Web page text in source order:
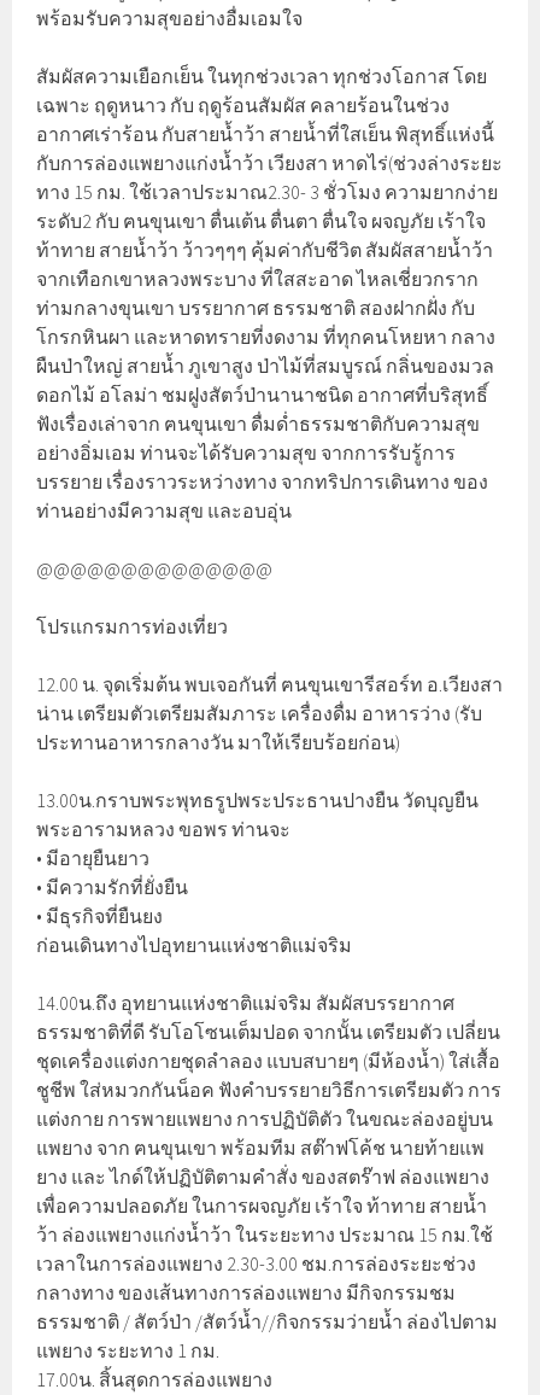
พร้อมรับความสุขอย่างอื่มเอมใจ
สัมผัสความเยือกเย็น ในทุกช่วงเวลา ทุกช่วงโอกาส โดย
เฉพาะ ฤดูหนาว กับ ฤดูร้อนสัมผัส คลายร้อนในช่วง
อากาศเร่าร้อน กับสายน้ำว้า สายน้ำที่ใสเย็น พิสุทธิ์แห่งนี้
กับการล่องแพยางแก่งน้ำว้า เวียงสา หาดไร่(ช่วงล่างระยะ
ทาง 15 กม. ใช้เวลาประมาณ2.30- 3 ชั่วโมง ความยากง่าย
ระดับ2 กับ ฅนขุนเขา ตื่นเต้น ตื่นตา ตื่นใจ ผจญภัย เร้าใจ
ท้าทาย สายน้ำว้า ว้าวๆๆๆ คุ้มค่ากับชีวิต สัมผัสสายน้ำว้า
จากเทือกเขาหลวงพระบาง ที่ใสสะอาด ไหลเชี่ยวกราก
ท่ามกลางขุนเขา บรรยากาศ ธรรมชาติ สองฝากฝั่ง กับ
โกรกหินผา และหาดทรายที่งดงาม ที่ทุกคนโหยหา กลาง
ผืนป่าใหญ่ สายน้ำ ภูเขาสูง ป่าไม้ที่สมบูรณ์ กลิ่นของมวล
ดอกไม้ อโลม่า ชมฝูงสัตว์ป่านานาชนิด อากาศที่บริสุทธิ์
ฟังเรื่องเล่าจาก ฅนขุนเขา ดื่มด่ำธรรมชาติกับความสุข
อย่างอิ่มเอม ท่านจะได้รับความสุข จากการรับรู้การ
บรรยาย เรื่องราวระหว่างทาง จากทริปการเดินทาง ของ
ท่านอย่างมีความสุข และอบอุ่น
@@@@@@@@@@@@@@
โปรแกรมการท่องเที่ยว
12.00 น. จุดเริ่มต้น พบเจอกันที่ ฅนขุนเขารีสอร์ท อ.เวียงสา
น่าน เตรียมตัวเตรียมสัมภาระ เครื่องดื่ม อาหารว่าง (รับ
ประทานอาหารกลางวัน มาให้เรียบร้อยก่อน)
13.00น.กราบพระพุทธรูปพระประธานปางยืน วัดบุญยืน
พระอารามหลวง ขอพร ท่านจะ
• มีอายุยืนยาว
• มีความรักที่ยั่งยืน
• มีธุรกิจที่ยืนยง
ก่อนเดินทางไปอุทยานแห่งชาติแม่จริม
14.00น.ถึง อุทยานแห่งชาติแม่จริม สัมผัสบรรยากาศ
ธรรมชาติที่ดี รับโอโซนเต็มปอด จากนั้น เตรียมตัว เปลี่ยน
ชุดเครื่องแต่งกายชุดลำลอง แบบสบายๆ (มีห้องน้ำ) ใส่เสื้อ
ชูชีพ ใส่หมวกกันน็อค ฟังคำบรรยายวิธีการเตรียมตัว การ
แต่งกาย การพายแพยาง การปฏิบัติตัว ในขณะล่องอยู่บน
แพยาง จาก ฅนขุนเขา พร้อมทีม สต๊าฟโค้ช นายท้ายแพ
ยาง และ ไกด์ให้ปฏิบัติตามคำสั่ง ของสตร๊าฟ ล่องแพยาง
เพื่อความปลอดภัย ในการผจญภัย เร้าใจ ท้าทาย สายน้ำ
ว้า ล่องแพยางแก่งน้ำว้า ในระยะทาง ประมาณ 15 กม.ใช้
เวลาในการล่องแพยาง 2.30-3.00 ชม.การล่องระยะช่วง
กลางทาง ของเส้นทางการล่องแพยาง มีกิจกรรมชม
ธรรมชาติ / สัตว์ป่า /สัตว์น้ำ//กิจกรรมว่ายน้ำ ล่องไปตาม
แพยาง ระยะทาง 1 กม.
17.00น. สิ้นสุดการล่องแพยาง